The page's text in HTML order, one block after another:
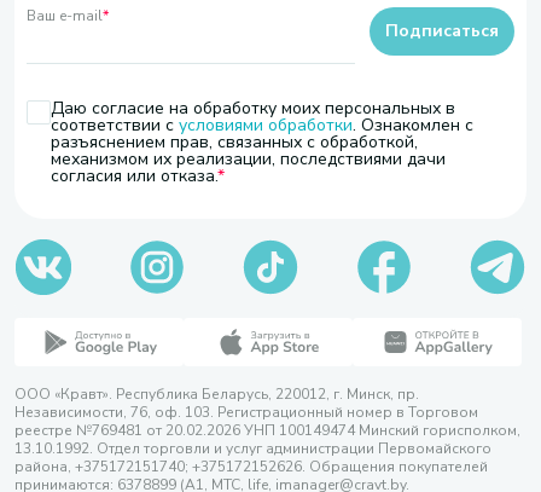
Ваш e-mail*
Даю согласие на обработку моих персональных в
соответствии с условиями обработки. Ознакомлен с
разъяснением прав, связанных с обработкой,
механизмом их реализации, последствиями дачи
согласия или отказа.
Подписаться
ООО «Кравт». Республика Беларусь, 220012, г. Минск, пр.
Независимости, 76, оф. 103. Регистрационный номер в Торговом
реестре №769481 от 20.02.2026 УНП 100149474 Минский горисполком,
13.10.1992. Отдел торговли и услуг администрации Первомайского
района, +375172151740; +375172152626. Обращения покупателей
принимаются: 6378899 (А1, МТС, life, imanager@cravt.by.